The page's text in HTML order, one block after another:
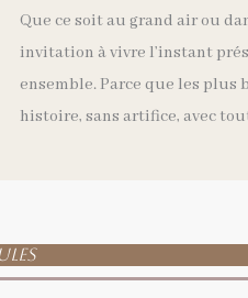
Que ce soit au grand air ou
invitation à vivre l’instant
ensemble. Parce que les
histoire, sans artifice, avec